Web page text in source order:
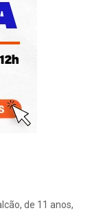
de 11 anos,